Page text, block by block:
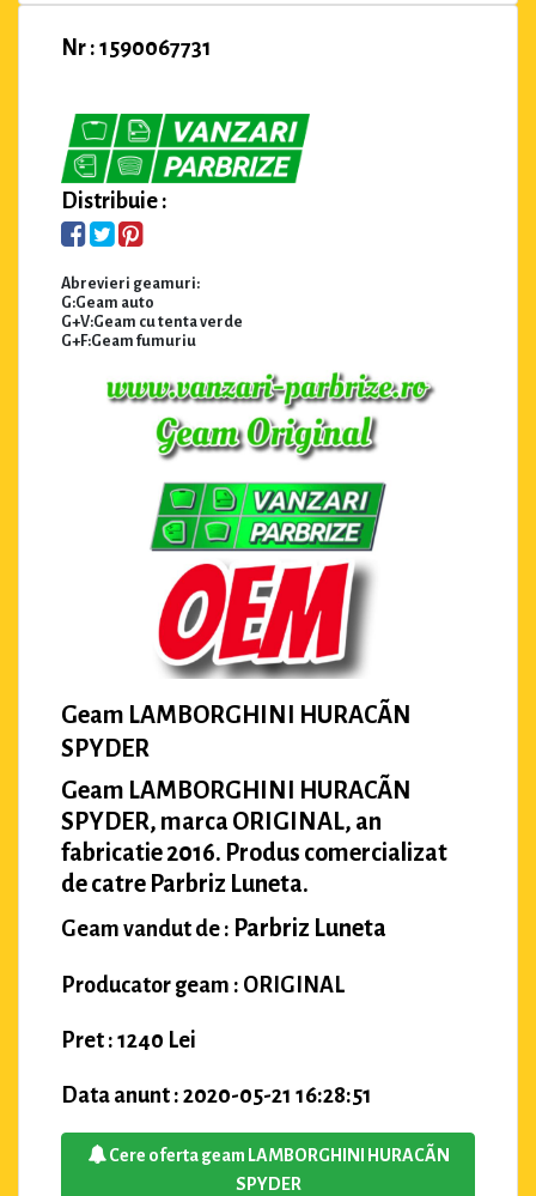
Nr : 1590067731
Distribuie :
Abrevieri geamuri:
G:Geam auto
G+V:Geam cu tenta verde
G+F:Geam fumuriu
Geam LAMBORGHINI HURACÃN
SPYDER
Geam LAMBORGHINI HURACÃN
SPYDER, marca ORIGINAL, an
fabricatie 2016. Produs comercializat
de catre Parbriz Luneta.
Geam vandut de : Parbriz Luneta
Producator geam : ORIGINAL
Pret : 1240 Lei
Data anunt : 2020-05-21 16:28:51
Cere oferta geam LAMBORGHINI HURACÃN
SPYDER